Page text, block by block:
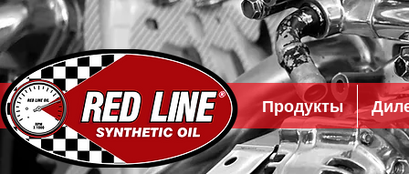
Продукты